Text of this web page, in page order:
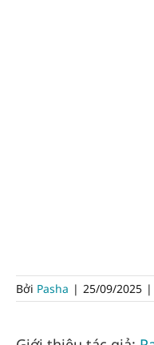
Bởi Pasha | 25/09/2025 |